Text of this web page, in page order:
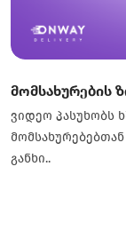
მომსახურების
ვიდეო პასუხობს
განხი..